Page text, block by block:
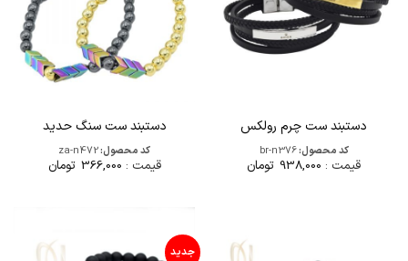
دستبند ست چرم رولکس
کد محصول:br-n376
قیمت : 938,000 تومان
دستبند ست سنگ حدید
کد محصول:za-n472
قیمت : 366,000 تومان
جدید